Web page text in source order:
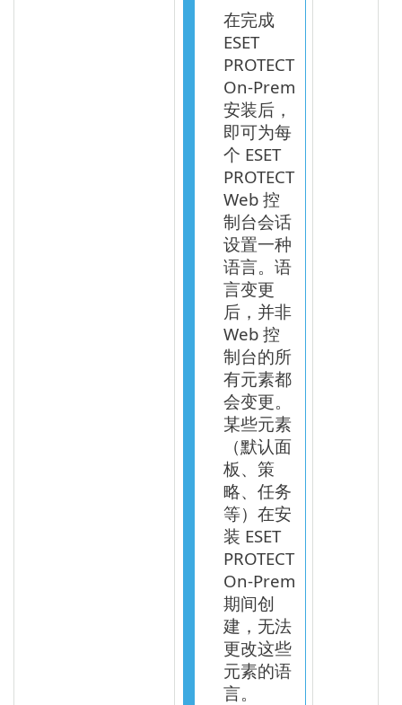
在完成
ESET
PROTECT
On-Prem
安装后，
即可为每
个 ESET
PROTECT
Web 控
制台会话
设置一种
语言。语
言变更
后，并非
Web 控
制台的所
有元素都
会变更。
某些元素
（默认面
板、策
略、任务
等）在安
装 ESET
PROTECT
On-Prem
期间创
建，无法
更改这些
元素的语
言。